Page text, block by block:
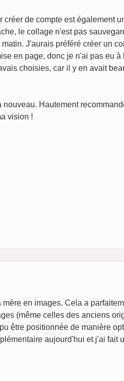
de compte est également
le collage n'est pas
J'aurais préféré créer un
en page, donc je n'ai pas eu
choisies, car il y en avait
Hautement
vision !
en images. Cela a
(même celles des anciens
être positionnée de manière
aujourd'hui et j'ai